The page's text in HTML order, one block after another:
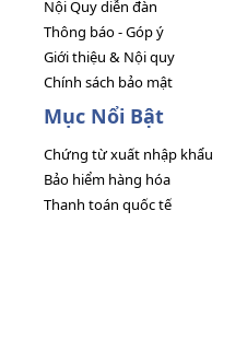
Nội Quy diễn đàn
Thông báo - Góp ý
Giới thiệu & Nội quy
Chính sách bảo mật
Mục Nổi Bật
Chứng từ xuất nhập khẩu
Bảo hiểm hàng hóa
Thanh toán quốc tế